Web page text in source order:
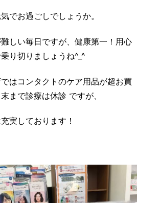
豆知識 レスキュー ご購入の流れ
せ
お問い合わせ
プライバシーポリシー
でお過ごしでしょうか。
しい毎日ですが、健康第一！用心
り切りましょうね^_^
はコンタクトのケア用品が超お買
まで診療は休診 ですが、
実しております！